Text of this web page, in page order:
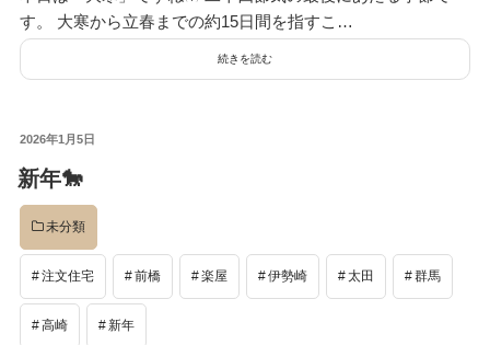
す。 大寒から立春までの約15日間を指すこ…
続きを読む
投
日:
2026年1月5日
新年🐎
未分類
注文住宅 前橋 楽屋 伊勢崎 太田 群馬
高崎 新年